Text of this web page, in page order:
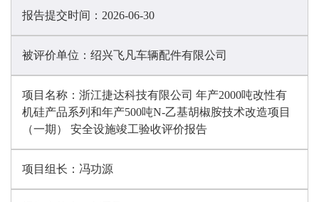
报告提交时间： 2026-06-30
被评价单位： 绍兴飞凡车辆配件有限公司
项目名称： 浙江捷达科技有限公司 年产2000吨改性有
机硅产品系列和年产500吨N-乙基胡椒胺技术改造项目
（一期） 安全设施竣工验收评价报告
项目组长： 冯功源